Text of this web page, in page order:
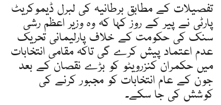
تفصیلات کے مطابق برطانیہ کی لبرل ڈیموکریٹ
پارٹی نے پیر کے روز کہا کہ وہ وزیر اعظم رشی
سنک کی حکومت کے خلاف پارلیمانی تحریک
عدم اعتماد پیش کرے گی تاکہ مقامی انتخابات
میں حکمران کنزرویٹو کو بڑے نقصان کے بعد
جون کے عام انتخابات کو مجبور کرنے کی
کوشش کی جا سکے۔